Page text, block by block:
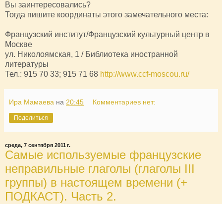
Вы заинтересовались?
Тогда пишите координаты этого замечательного места:
Французский институт/Французский культурный центр в
Москве
ул. Николоямская, 1 / Библиотека иностранной
литературы
Тел.: 915 70 33; 915 71 68 http://www.ccf-moscou.ru/
Ира Мамаева на 20:45 Комментариев нет:
Поделиться
среда, 7 сентября 2011 г.
Самые используемые французские
неправильные глаголы (глаголы III
группы) в настоящем времени (+
ПОДКАСТ). Часть 2.